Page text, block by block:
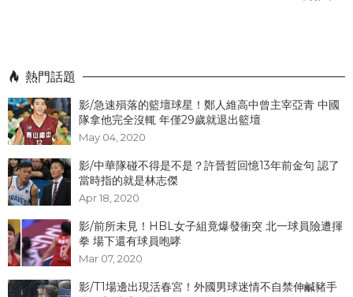
熱門話題
影/急速殞落的籃壇球星！鄭人維高中曾主宰亞青 中國
隊拿他完全沒輒 年僅29歲就退出籃壇
May 04, 2020
影/中華隊碰不得是不是？許晉哲回憶13年前金句 認了
當時指的就是林志傑
Apr 18, 2020
影/前所未見！HBL女子組竟爆發衝突 北一球員險遭揮
拳 場下還有球員咆哮
Mar 07, 2020
影/T1場邊出現活春宮！外國男球迷情不自禁伸鹹豬手